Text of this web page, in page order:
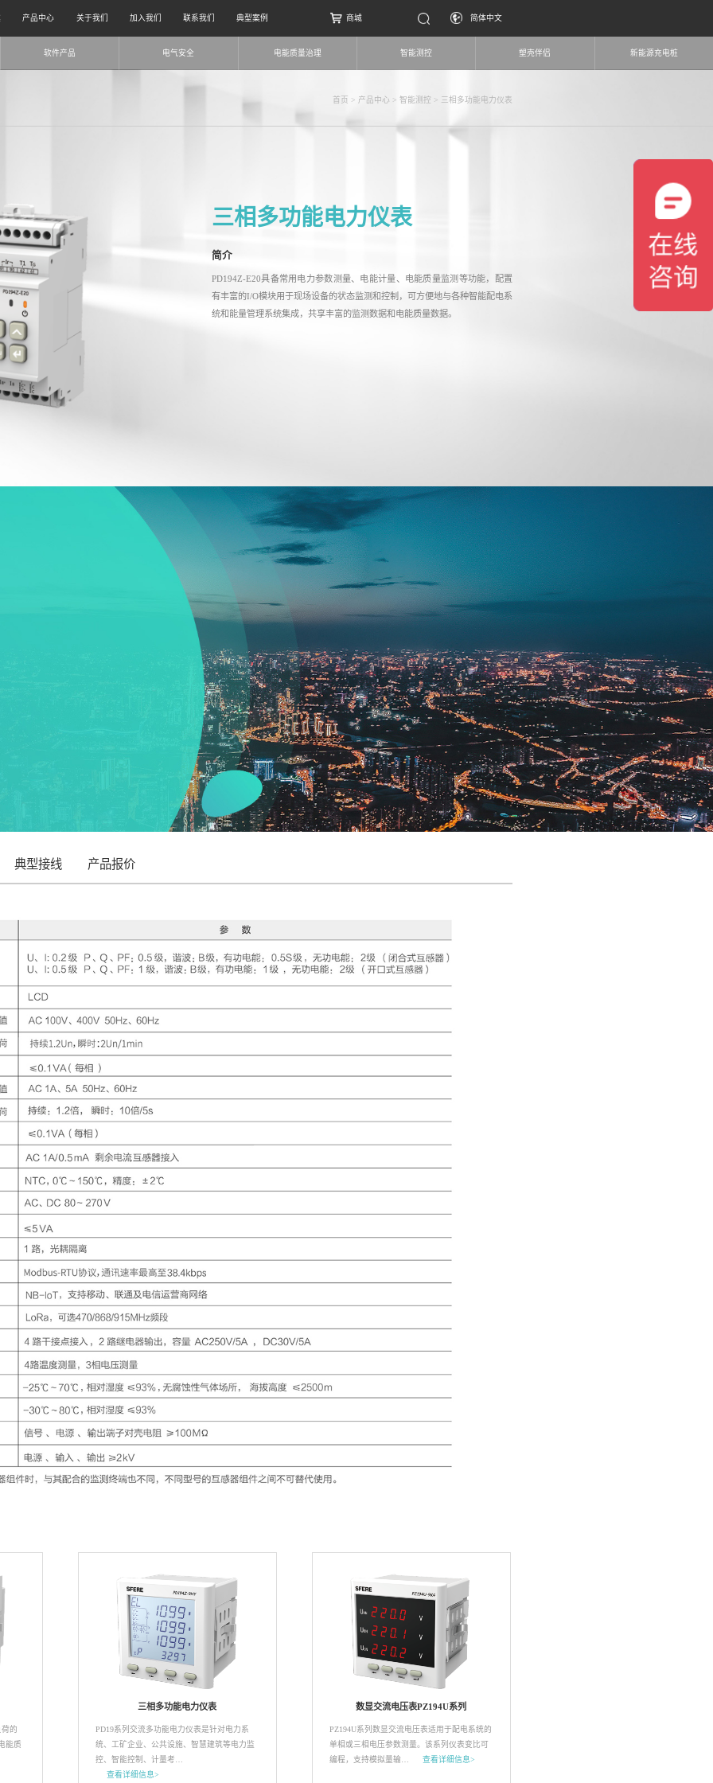
产品中心 关于我们 加入我们 联系我们 典型案例 简体中文
商城
软件产品 电气安全 电能质量治理 智能测控 塑壳伴侣 新能源充电桩
首页 > 产品中心 > 智能测控 > 三相多功能电力仪表
三相多功能电力仪表
简介
PD194Z-E20具备常用电力参数测量、电能计量、电能质量监测等功能，配置
有丰富的I/O模块用于现场设备的状态监测和控制，可方便地与各种智能配电系
统和能量管理系统集成，共享丰富的监测数据和电能质量数据。
典型接线 产品报价
的
能质
三相多功能电力仪表
PD19系列交流多功能电力仪表是针对电力系
统、工矿企业、公共设施、智慧建筑等电力监
控、智能控制、计量考…
查看详细信息>
数显交流电压表PZ194U系列
PZ194U系列数显交流电压表适用于配电系统的
单相或三相电压参数测量。该系列仪表变比可
编程，支持模拟量输…
查看详细信息>